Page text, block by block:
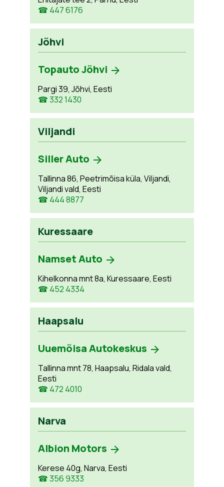
☎ 447 6176
Jõhvi
Topauto Jõhvi
Pargi 39, Jõhvi, Eesti
☎ 332 1430
Viljandi
Siller Auto
Tallinna 86, Peetrimõisa küla, Viljandi,
Viljandi vald, Eesti
☎ 444 8877
Kuressaare
Namset Auto
Kihelkonna mnt 8a, Kuressaare, Eesti
☎ 452 4334
Haapsalu
Uuemõisa Autokeskus
Tallinna mnt 78, Haapsalu, Ridala vald,
Eesti
☎ 472 4010
Narva
Albion Motors
Kerese 40g, Narva, Eesti
☎ 356 9333